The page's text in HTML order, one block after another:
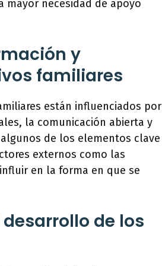
mayor necesidad de apoyo
y
familiares
están influenciados por
la comunicación abierta y
de los elementos clave
externos como las
en la forma en que se
de los